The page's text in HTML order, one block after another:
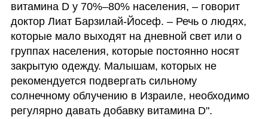
витамина D у 70%–80% населения, – говорит
доктор Лиат Барзилай-Йосеф. – Речь о людях,
которые мало выходят на дневной свет или о
группах населения, которые постоянно носят
закрытую одежду. Малышам, которых не
рекомендуется подвергать сильному
солнечному облучению в Израиле, необходимо
регулярно давать добавку витамина D".